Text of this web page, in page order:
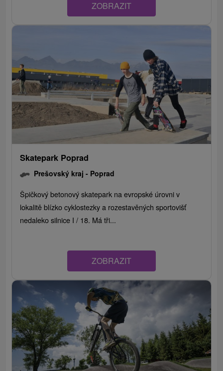
ZOBRAZIT
Skatepark Poprad
Prešovský kraj - Poprad
Špičkový betonový skatepark na evropské úrovni v
lokalitě blízko cyklostezky a rozestavěných sportovišť
nedaleko silnice I / 18. Má tři...
ZOBRAZIT